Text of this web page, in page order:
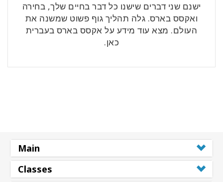
ישנם שני דברים שישנו כל דבר בחיים שלך, בחירה
ואקסס בארס. גלה תהליך גוף פשוט שמשנה את
העולם. מצא עוד מידע על אקסס בארס בעברית
כאן.
Main
Classes